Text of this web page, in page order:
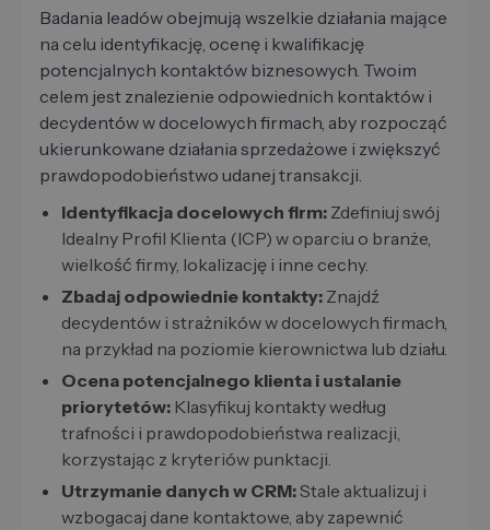
Badania leadów obejmują wszelkie działania mające
na celu identyfikację, ocenę i kwalifikację
potencjalnych kontaktów biznesowych. Twoim
celem jest znalezienie odpowiednich kontaktów i
decydentów w docelowych firmach, aby rozpocząć
ukierunkowane działania sprzedażowe i zwiększyć
prawdopodobieństwo udanej transakcji.
Identyfikacja docelowych firm: Zdefiniuj swój
Idealny Profil Klienta (ICP) w oparciu o branże,
wielkość firmy, lokalizację i inne cechy.
Zbadaj odpowiednie kontakty: Znajdź
decydentów i strażników w docelowych firmach,
na przykład na poziomie kierownictwa lub działu.
Ocena potencjalnego klienta i ustalanie
priorytetów: Klasyfikuj kontakty według
trafności i prawdopodobieństwa realizacji,
korzystając z kryteriów punktacji.
Utrzymanie danych w CRM:Stale aktualizuj i
wzbogacaj dane kontaktowe, aby zapewnić